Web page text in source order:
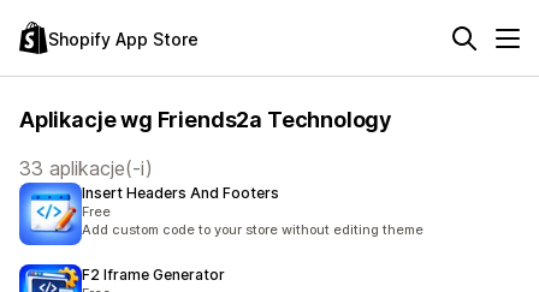
Shopify App Store
Aplikacje wg Friends2a Technology
33 aplikacje(-i)
Insert Headers And Footers
Free
Add custom code to your store without editing theme
F2 Iframe Generator